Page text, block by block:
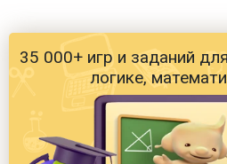
35 000+ игр и заданий
логике,